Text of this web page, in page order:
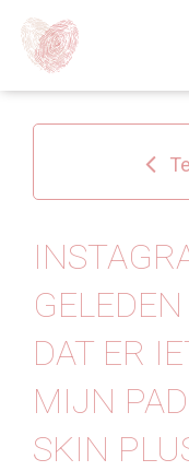
DAT ER
MIJN
SKIN